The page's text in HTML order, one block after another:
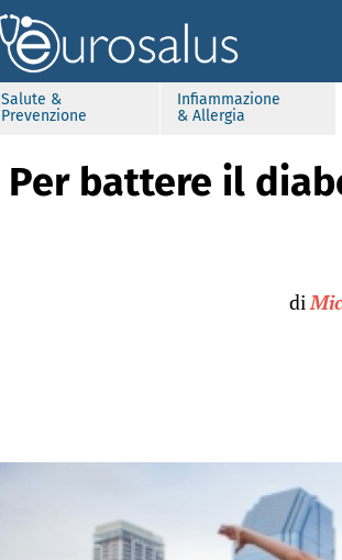
Salute &
Prevenzione
Infiammazione
& Allergia
Per battere il
di